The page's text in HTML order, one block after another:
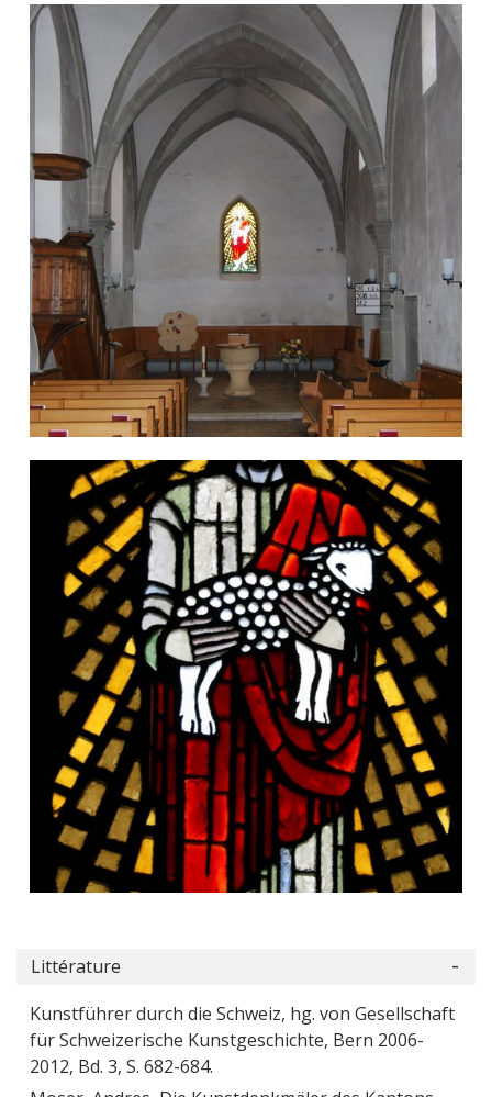
Littérature
Kunstführer durch die Schweiz, hg. von Gesellschaft
für Schweizerische Kunstgeschichte, Bern 2006-
2012, Bd. 3, S. 682-684.